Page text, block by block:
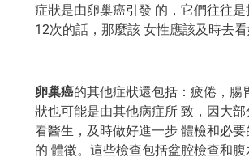
症狀是由卵巢癌引發 的，它們往往
12次的話，那麼該 女性應該及時去看
卵巢癌的其他症狀還包括：疲倦，腸
狀也可能是由其他病症所 致，因大
看醫生，及時做好進一步 體檢和必
的 體徵。這些檢查包括盆腔檢查和